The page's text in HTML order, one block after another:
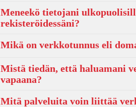
Meneekö tietojani
rekisteröidessäni?
Mikä on verkkotunnus eli
Mistä tiedän, että haluamani
vapaana?
Mitä palveluita voin liittää